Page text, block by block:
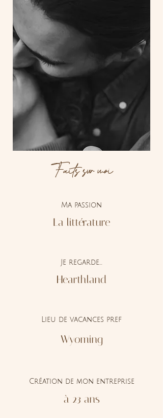
Faits sur moi
Ma passion
La littérature
Je regarde...
Hearthland
Lieu de vacances pref
Wyoming
Création de mon entreprise
à 23 ans